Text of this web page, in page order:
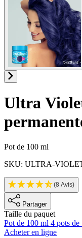
Ultra
Informations
Pot de 100 ml
SKU: ULTRA-
(8 Avis)
Partager
Taille du paquet
Pot de 100 ml 4 pots de
Acheter en ligne